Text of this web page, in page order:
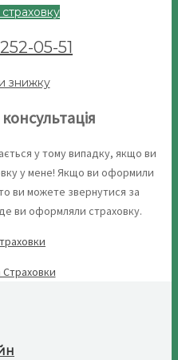
05-51
знижку
у тому випадку, якщо ви
у мене! Якщо ви оформили
ви можете звернутися за
ви оформляли страховку.